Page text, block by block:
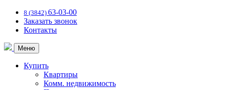
8 (3842) 63-03-00
Заказать звонок
Контакты
Меню
Купить
Квартиры
Комм. недвижимость